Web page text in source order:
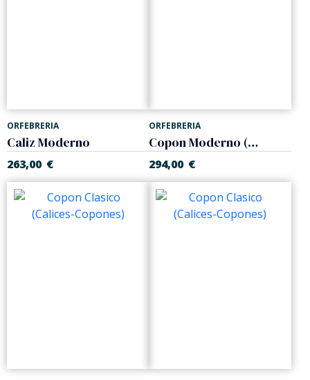
ORFEBRERIA
Caliz Moderno
263,00 €
ORFEBRERIA
Copon Moderno (Copones-Calices)
294,00 €